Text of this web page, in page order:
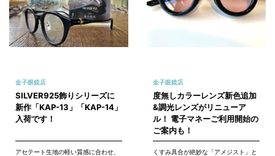
金子眼鏡店
SILVER925飾りシリーズに
新作「KAP-13」「KAP-14」
入荷です！
アセテート生地の軽い質感に合わせ、
金子眼鏡店
度無しカラーレンズ新色追加
&調光レンズがリニューア
ル！ 電子マネーご利用開始の
ご案内も！
くすみ具合が絶妙な「アメジスト」と